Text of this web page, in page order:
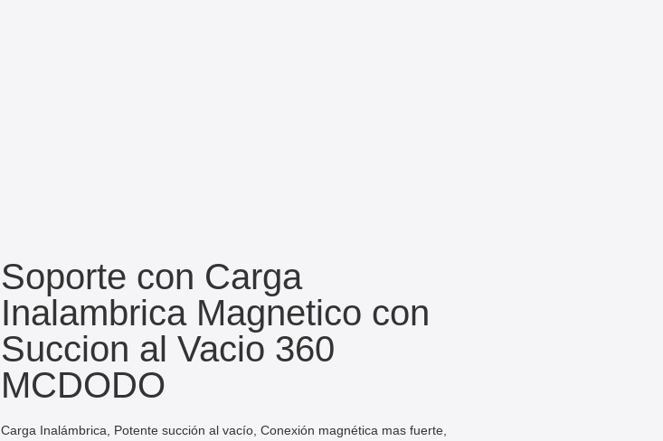
Soporte con Carga
Inalambrica Magnetico con
Succion al Vacio 360
MCDODO
Carga Inalámbrica, Potente succión al vacío, Conexión magnética mas fuerte,